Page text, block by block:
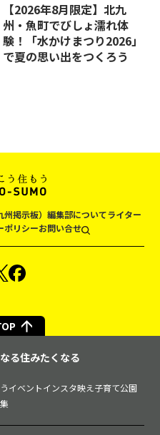
【2026年8月限定】北九
州・魚町でびしょ濡れ体
験！「水かけまつり2026」
で夏の思い出をつくろう
掲示板） 編集部についてライター
ポリシーお問い合せ
る住みたくなる
イベントインスタ映え 子育て公園